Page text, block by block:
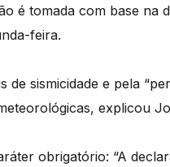
é tomada com base na
feira.
sismicidade e pela
explicou
obrigatório: “A